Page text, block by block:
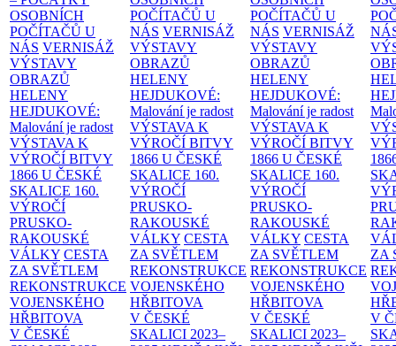
OSOBNÍCH
POČÍTAČŮ U
NÁS VERNISÁŽ
VÝSTAVY
OBRAZŮ
HELENY
HEJDUKOVÉ:
Malování je radost
VÝSTAVA K
VÝROČÍ BITVY
1866 U ČESKÉ
SKALICE 160.
VÝROČÍ
PRUSKO-
RAKOUSKÉ
VÁLKY CESTA
ZA SVĚTLEM
REKONSTRUKCE
VOJENSKÉHO
HŘBITOVA
V ČESKÉ
POČÍTAČŮ U
NÁS VERNISÁŽ
VÝSTAVY
OBRAZŮ
HELENY
HEJDUKOVÉ:
Malování je radost
VÝSTAVA K
VÝROČÍ BITVY
1866 U ČESKÉ
SKALICE 160.
VÝROČÍ
PRUSKO-
RAKOUSKÉ
VÁLKY CESTA
ZA SVĚTLEM
REKONSTRUKCE
VOJENSKÉHO
HŘBITOVA
V ČESKÉ
SKALICI 2023–
POČÍTAČŮ U
NÁS VERNISÁŽ
VÝSTAVY
OBRAZŮ
HELENY
HEJDUKOVÉ:
Malování je radost
VÝSTAVA K
VÝROČÍ BITVY
1866 U ČESKÉ
SKALICE 160.
VÝROČÍ
PRUSKO-
RAKOUSKÉ
VÁLKY CESTA
ZA SVĚTLEM
REKONSTRUKCE
VOJENSKÉHO
HŘBITOVA
V ČESKÉ
SKALICI 2023–
ZA
V